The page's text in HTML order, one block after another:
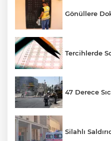
Gönüllere
Tercihlerde
47 Derece
Silahlı